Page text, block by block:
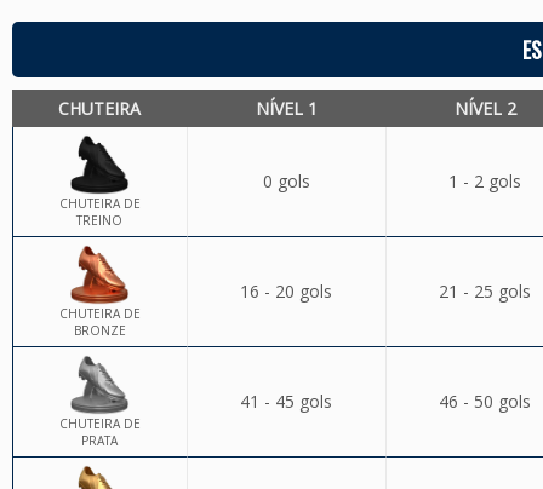
CHUTEIRA NÍVEL 1 NÍVEL 2
CHUTEIRA DE
TREINO
0 gols 1 - 2 gols
CHUTEIRA DE
BRONZE
16 - 20 gols 21 - 25 gols
CHUTEIRA DE
PRATA
41 - 45 gols 46 - 50 gols